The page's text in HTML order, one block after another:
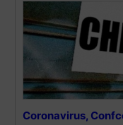
Coronavirus,